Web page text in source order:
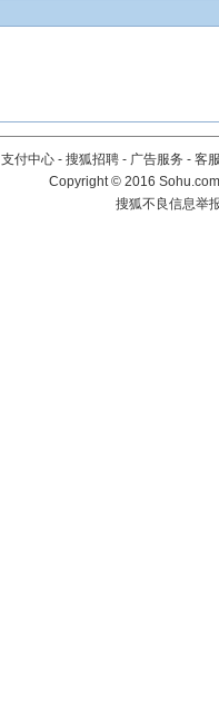
支付中心 - 搜狐招聘 - 广告服务 - 客
Copyright©2016
搜狐不良信息举